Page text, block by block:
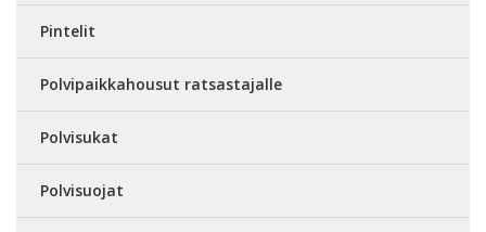
Pintelit
Polvipaikkahousut ratsastajalle
Polvisukat
Polvisuojat